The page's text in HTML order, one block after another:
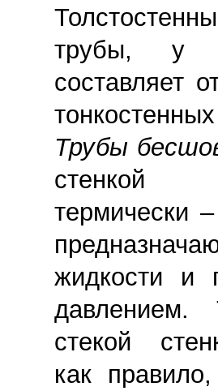
трубы, у
составляет
Трубы
стенкой
термически
жидкости и
стекой
как